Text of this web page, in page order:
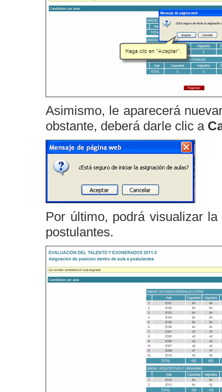
Asimismo, le aparecerá
obstante, deberá darle clic a
Por último, podrá visualizar
postulantes.